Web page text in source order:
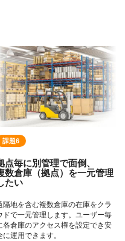
課題6
点毎に別管理で面倒、
数倉庫（拠点）を一元管理
たい
隔地を含む複数倉庫の在庫をクラ
ドで一元管理します。ユーザー毎
各倉庫のアクセス権を設定でき安
に運用できます。